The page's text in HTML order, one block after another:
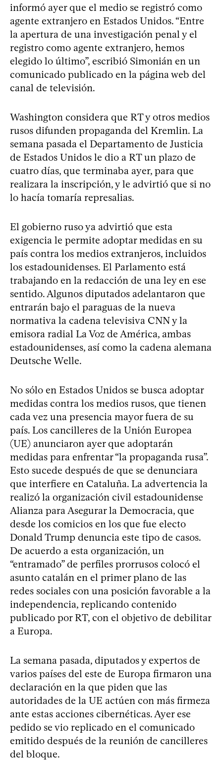
informó ayer que el medio se registró como
agente extranjero en Estados Unidos. “Entre
la apertura de una investigación penal y el
registro como agente extranjero, hemos
elegido lo último”, escribió Simonián en un
comunicado publicado en la página web del
canal de televisión.
Washington considera que RT y otros medios
rusos difunden propaganda del Kremlin. La
semana pasada el Departamento de Justicia
de Estados Unidos le dio a RT un plazo de
cuatro días, que terminaba ayer, para que
realizara la inscripción, y le advirtió que si no
lo hacía tomaría represalias.
El gobierno ruso ya advirtió que esta
exigencia le permite adoptar medidas en su
país contra los medios extranjeros, incluidos
los estadounidenses. El Parlamento está
trabajando en la redacción de una ley en ese
sentido. Algunos diputados adelantaron que
entrarán bajo el paraguas de la nueva
normativa la cadena televisiva CNN y la
emisora radial La Voz de América, ambas
estadounidenses, así como la cadena alemana
Deutsche Welle.
No sólo en Estados Unidos se busca adoptar
medidas contra los medios rusos, que tienen
cada vez una presencia mayor fuera de su
país. Los cancilleres de la Unión Europea
(UE) anunciaron ayer que adoptarán
medidas para enfrentar “la propaganda rusa”.
Esto sucede después de que se denunciara
que interfiere en Cataluña. La advertencia la
realizó la organización civil estadounidense
Alianza para Asegurar la Democracia, que
desde los comicios en los que fue electo
Donald Trump denuncia este tipo de casos.
De acuerdo a esta organización, un
“entramado” de perfiles prorrusos colocó el
asunto catalán en el primer plano de las
redes sociales con una posición favorable a la
independencia, replicando contenido
publicado por RT, con el objetivo de debilitar
a Europa.
La semana pasada, diputados y expertos de
varios países del este de Europa firmaron una
declaración en la que piden que las
autoridades de la UE actúen con más firmeza
ante estas acciones cibernéticas. Ayer ese
pedido se vio replicado en el comunicado
emitido después de la reunión de cancilleres
del bloque.